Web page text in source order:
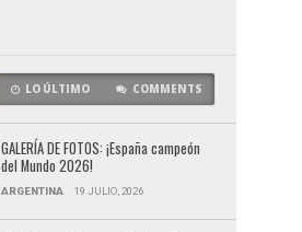
LO ÚLTIMO COMMENTS
GALERÍA DE FOTOS: ¡España campeón
del Mundo 2026!
ARGENTINA 19 JULIO, 2026